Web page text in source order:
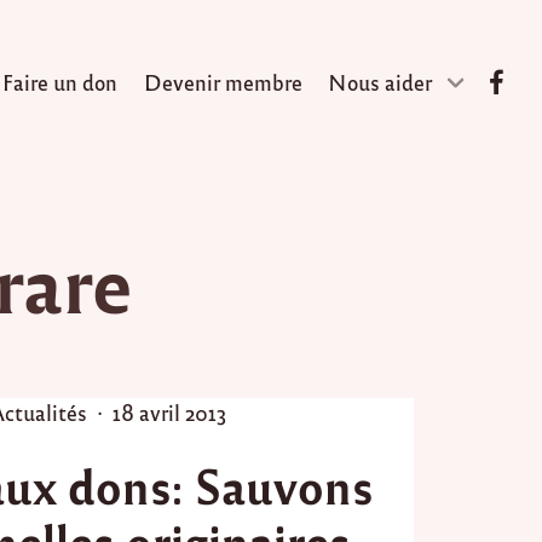
Faire un don Devenir membre Nous aider
P
t
e
18 avril 2013
dons: Sauvons